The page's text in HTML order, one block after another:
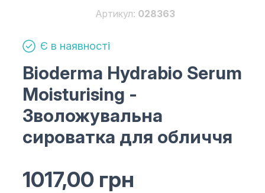
Артикул: 028363
Є в наявності
Bioderma Hydrabio Serum
Moisturising -
Зволожувальна
сироватка для обличчя
1017,00 грн